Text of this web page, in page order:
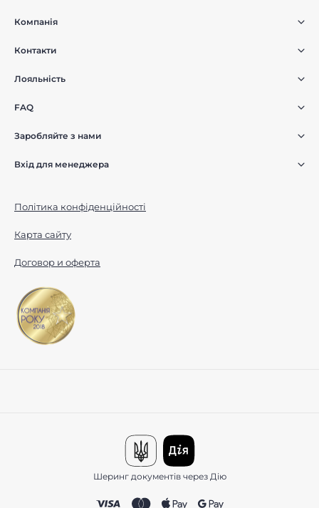
Компанія
Контакти
Лояльність
FAQ
Заробляйте з нами
Вхід для менеджера
Політика конфіденційності
Карта сайту
Договор и оферта
Шеринг документів через Дію